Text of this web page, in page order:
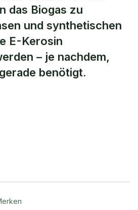
das Biogas zu
und synthetischen
E-Kerosin
– je nachdem,
benötigt.